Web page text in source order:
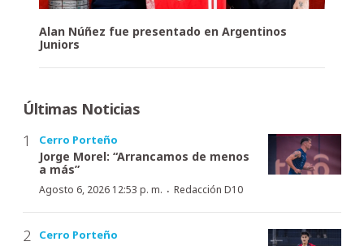
Alan Núñez fue presentado en Argentinos
Juniors
Últimas Noticias
Cerro Porteño
Jorge Morel: “Arrancamos de menos
a más”
Agosto 6, 2026 12:53 p. m. · Redacción D10
Cerro Porteño